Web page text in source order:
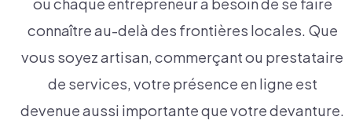
où chaque entrepreneur a besoin de se faire
connaître au-delà des frontières locales. Que
vous soyez artisan, commerçant ou prestataire
de services, votre présence en ligne est
devenue aussi importante que votre devanture.